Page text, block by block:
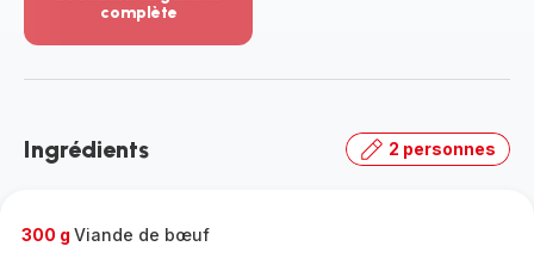
complète
-
gamme
Ingrédients 2 personnes
300 g Viande de bœuf